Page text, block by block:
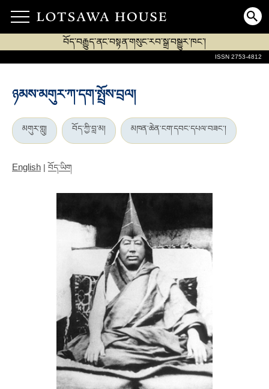
བོད་བརྒྱུད་ནང་བསྟན་གསུང་རབ་སྒྲ་བསྒྱུར་ཁང་།
ISSN 2753-4812
ཉམས་མགུར་ཀ་དག་སྤྲོས་བྲལ།
མགུར་གླུ། བོད་ཀྱི་བླ་མ། མཁན་ཆེན་ངག་དབང་དཔལ་བཟང་།
English | བོད་ཡིག